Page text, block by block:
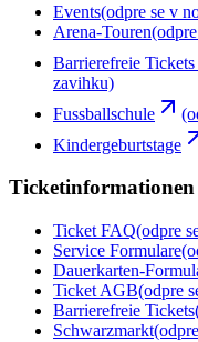
Events(odpre se v
Arena-Touren
Barrierefreie
zavihku)
Fussballschule
Kindergeburtstage
Ticketinformationen
Ticket FAQ(odpre
Service Formulare
Dauerkarten-
Ticket AGB(odpre
Barrierefreie Tickets
Schwarzmarkt